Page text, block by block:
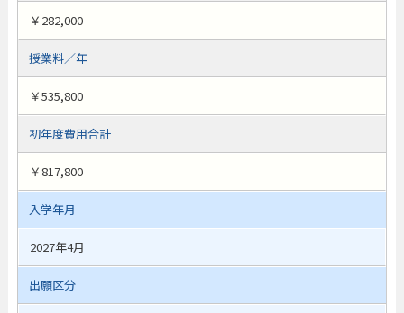
￥282,000
授業料／年
￥535,800
初年度費用合計
￥817,800
入学年月
2027年4月
出願区分